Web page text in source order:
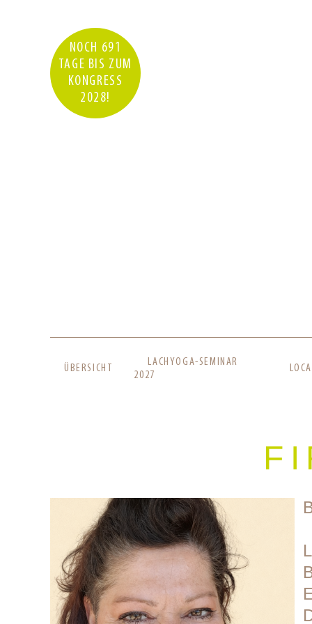
NOCH 691
TAGE BIS ZUM
KONGRESS
2028!
NAVIGATION
ÜBERSPRINGEN
ÜBERSICHT
LACHYOGA-SEMINAR
2027